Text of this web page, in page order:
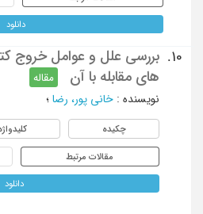
دانلود
10.
بررسی علل و عوامل خروج
های مقابله با آن
مقاله
نویسنده : خانی پور، رضا ؛
چکیده
مقالات مرتبط
دانلود